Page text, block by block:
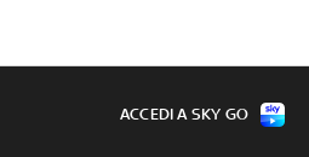
ACCEDI A SKY GO